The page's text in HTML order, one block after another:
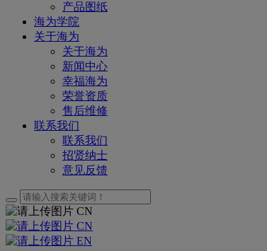
产品图纸
海为学院
关于海为
关于海为
新闻中心
幸福海为
荣誉资质
售后维修
联系我们
联系我们
招贤纳士
意见反馈
CN
CN
EN